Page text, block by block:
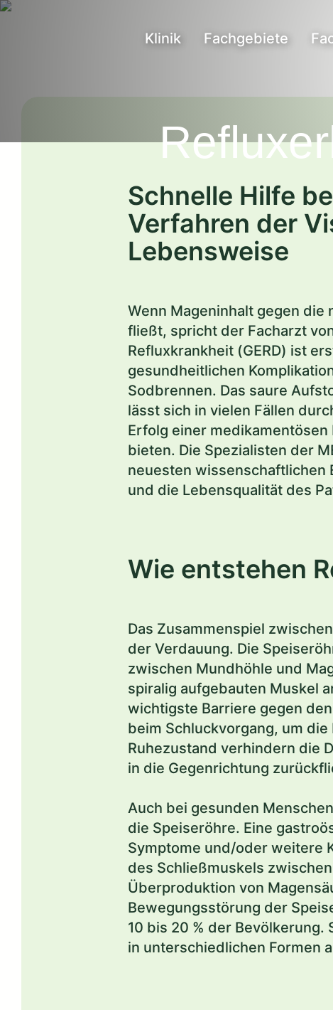
Skip
Klinik Fachgebiete
Schnelle Hilfe
Verfahren der
Lebensweise
Wenn Mageninhalt gegen
fließt, spricht der Facharzt
Refluxkrankheit (GERD) ist
gesundheitlichen
Sodbrennen. Das saure
lässt sich in vielen Fällen
Erfolg einer
bieten. Die Spezialisten der
neuesten wissenschaftlichen
und die Lebensqualität des
Wie entstehen
Das Zusammenspiel
der Verdauung. Die
zwischen Mundhöhle und
spiralig aufgebauten Muskel
wichtigste Barriere gegen
beim Schluckvorgang, um
Ruhezustand verhindern die
in die Gegenrichtung
Auch bei gesunden
die Speiseröhre. Eine
Symptome und/oder weitere
des Schließmuskels
Überproduktion von
Bewegungsstörung der
10 bis 20 % der
in unterschiedlichen Formen